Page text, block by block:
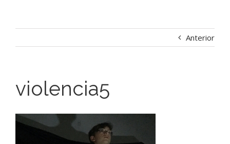
Anterior
violencia5